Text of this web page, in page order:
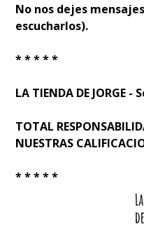
No nos dejes
escucharlos).
* * * * *
LA TIENDA DE JORGE -
TOTAL
NUESTRAS
* * * * *